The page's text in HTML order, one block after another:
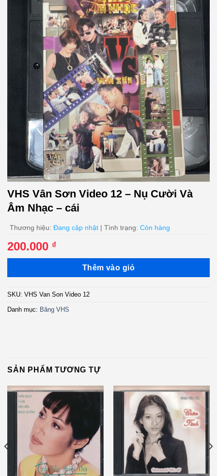
VHS Vân Sơn Video 12 – Nụ Cười Và
Âm Nhạc – cái
Thương hiệu: Đang cập nhật | Tình trạng: Còn hàng
200.000 ₫
Thêm vào giỏ
SKU: VHS Van Son Video 12
Danh mục: Băng VHS
SẢN PHẨM TƯƠNG TỰ